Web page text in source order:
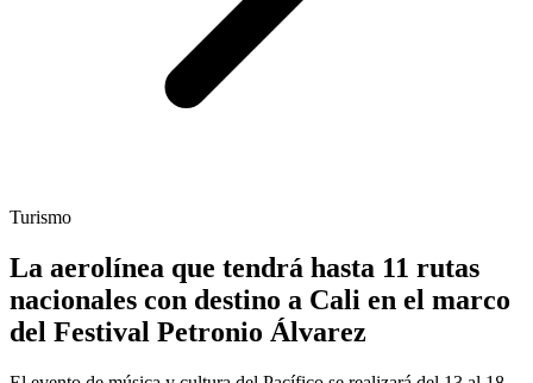
Turismo
La aerolínea que tendrá hasta 11 rutas
nacionales con destino a Cali en el marco
del Festival Petronio Álvarez